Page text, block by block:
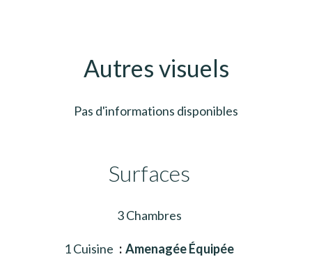
Autres visuels
Pas d'informations disponibles
Surfaces
3 Chambres
1 Cuisine Amenagée Équipée